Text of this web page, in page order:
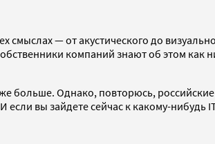
— от акустического до
компаний знают об этом как
больше. Однако, повторюсь,
вы зайдете сейчас к какому-нибудь